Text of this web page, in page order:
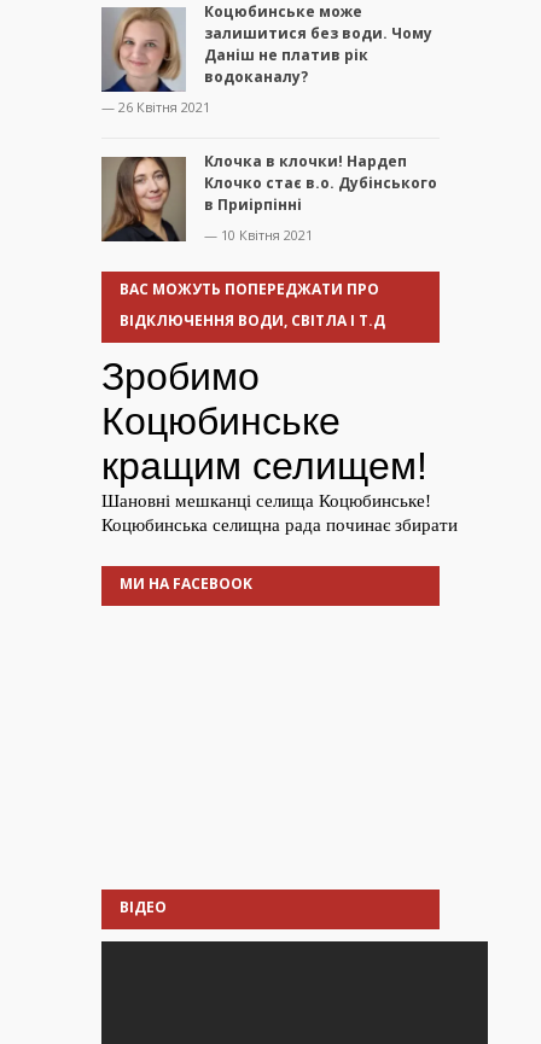
Коцюбинське може
залишитися без води. Чому
Даніш не платив рік
водоканалу?
— 26 Квітня 2021
Клочка в клочки! Нардеп
Клочко стає в.о. Дубінського
в Приірпінні
— 10 Квітня 2021
ВАС МОЖУТЬ ПОПЕРЕДЖАТИ ПРО
ВІДКЛЮЧЕННЯ ВОДИ, СВІТЛА І Т.Д
МИ НА FACEBOOK
ВІДЕО